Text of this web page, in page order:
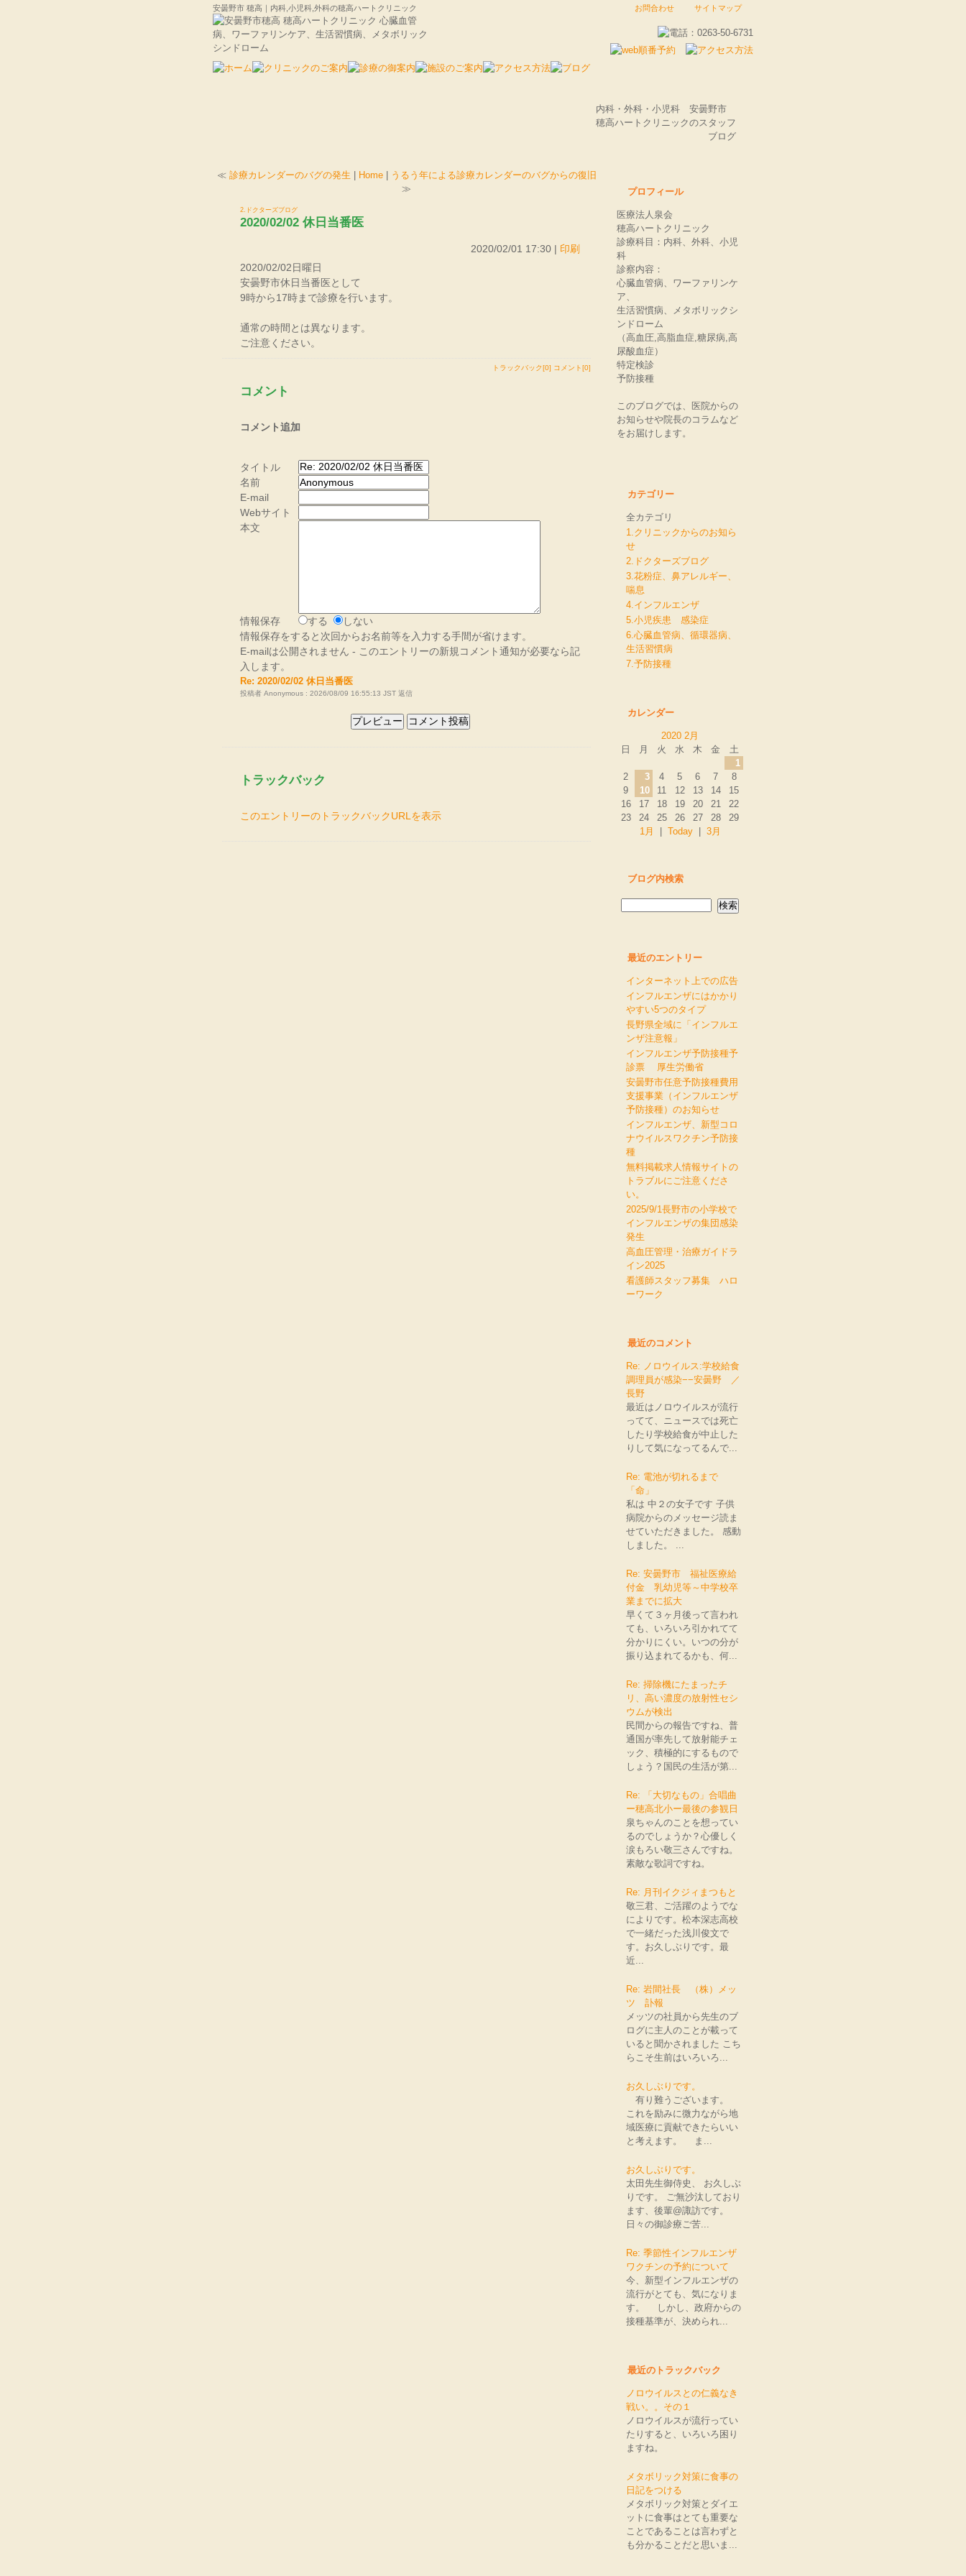
安曇野市 穂高｜内科,小児科,外科の穂高ハートクリニック お問合わせ サイトマップ
内科・外科・小児科 安曇野市
穂高ハートクリニックのスタッフ
ブログ
≪ 診療カレンダーのバグの発生 Home|
うるう年による診療カレンダーのバグからの復旧
≫
2.ドクターズブログ
2020/02/02 休日当番医
2020/02/01 17:30 | 印刷
2020/02/02日曜日
安曇野市休日当番医として
9時から17時まで診療を行います。
通常の時間とは異なります。
ご注意ください。
トラックバック[0] コメント[0]
コメント
コメント追加
タイトル
名前
E-mail
Webサイト
本文
情報保存 する
しない
情報保存をすると次回からお名前等を入力する手間が省けます。
E-mailは公開されません - このエントリーの新規コメント通知が必要なら記
入します。
Re: 2020/02/02 休日当番医
投稿者 Anonymous : 2026/08/09 16:55:13 JST 返信
トラックバック
このエントリーのトラックバックURLを表示
プロフィール
医療法人泉会
穂高ハートクリニック
診療科目：内科、外科、小児
科
診察内容：
心臓血管病、ワーファリンケ
ア、
生活習慣病、メタボリックシ
ンドローム
（高血圧,高脂血症,糖尿病,高
尿酸血症）
特定検診
予防接種
このブログでは、医院からの
お知らせや院長のコラムなど
をお届けします。
カテゴリー
全カテゴリ
1.クリニックからのお知ら
せ
2.ドクターズブログ
3.花粉症、鼻アレルギー、
喘息
4.インフルエンザ
5.小児疾患 感染症
6.心臓血管病、循環器病、
生活習慣病
7.予防接種
カレンダー
2020 2月
日
月 火 水 木 金
土
1
2
3 4 5 6 7
8
9
10 11 12 13 14
15
16
17 18 19 20 21
22
23
24 25 26 27 28
29
1月
Today| 3月
ブログ内検索
最近のエントリー
インターネット上での広告
インフルエンザにはかかり
やすい5つのタイプ
長野県全域に「インフルエ
ンザ注意報」
インフルエンザ予防接種予
診票 厚生労働省
安曇野市任意予防接種費用
支援事業（インフルエンザ
予防接種）のお知らせ
インフルエンザ、新型コロ
ナウイルスワクチン予防接
種
無料掲載求人情報サイトの
トラブルにご注意くださ
い。
2025/9/1長野市の小学校で
インフルエンザの集団感染
発生
高血圧管理・治療ガイドラ
イン2025
看護師スタッフ募集 ハロ
ーワーク
最近のコメント
Re: ノロウイルス:学校給食
調理員が感染−−安曇野 ／
長野
最近はノロウイルスが流行
ってて、ニュースでは死亡
したり学校給食が中止した
りして気になってるんで...
Re: 電池が切れるまで
「命」
私は 中２の女子です 子供
病院からのメッセージ読ま
せていただきました。 感動
しました。 ...
Re: 安曇野市 福祉医療給
付金 乳幼児等～中学校卒
業までに拡大
早くて３ヶ月後って言われ
ても、いろいろ引かれてて
分かりにくい。いつの分が
振り込まれてるかも、何...
Re: 掃除機にたまったチ
リ、高い濃度の放射性セシ
ウムが検出
民間からの報告ですね、普
通国が率先して放射能チェ
ック、積極的にするもので
しょう？国民の生活が第...
Re: 「大切なもの」合唱曲
ー穂高北小ー最後の参観日
泉ちゃんのことを想ってい
るのでしょうか？心優しく
涙もろい敬三さんですね。
素敵な歌詞ですね。
Re: 月刊イクジィまつもと
敬三君、ご活躍のようでな
によりです。松本深志高校
で一緒だった浅川俊文で
す。お久しぶりです。最
近...
Re: 岩間社長 （株）メッ
ツ 訃報
メッツの社員から先生のブ
ログに主人のことが載って
いると聞かされました こち
らこそ生前はいろいろ...
お久しぶりです。
有り難うございます。
これを励みに微力ながら地
域医療に貢献できたらいい
と考えます。 ま...
お久しぶりです。
太田先生御侍史、 お久しぶ
りです。 ご無沙汰しており
ます、後輩@諏訪です。
日々の御診療ご苦...
Re: 季節性インフルエンザ
ワクチンの予約について
今、新型インフルエンザの
流行がとても、気になりま
す。 しかし、政府からの
接種基準が、決められ...
最近のトラックバック
ノロウイルスとの仁義なき
戦い。。その１
ノロウイルスが流行ってい
たりすると、いろいろ困り
ますね。
メタボリック対策に食事の
日記をつける
メタボリック対策とダイエ
ットに食事はとても重要な
ことであることは言わずと
も分かることだと思いま...